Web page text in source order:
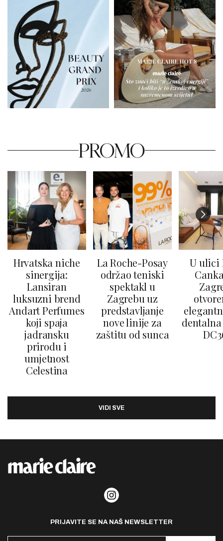
PROMO
Hrvatska niche
sinergija:
Lansiran
luksuzni brend
Andart Perfumes
koji spaja
jadransku
prirodu i
umjetnost
Celestina
La Roche-Posay
održao teniski
spektakl u
Zagrebu uz
predstavljanje
nove linije za
zaštitu od sunca
U ulici
VIDI SVE
PRIJAVITE SE NA NAŠ NEWSLETTER